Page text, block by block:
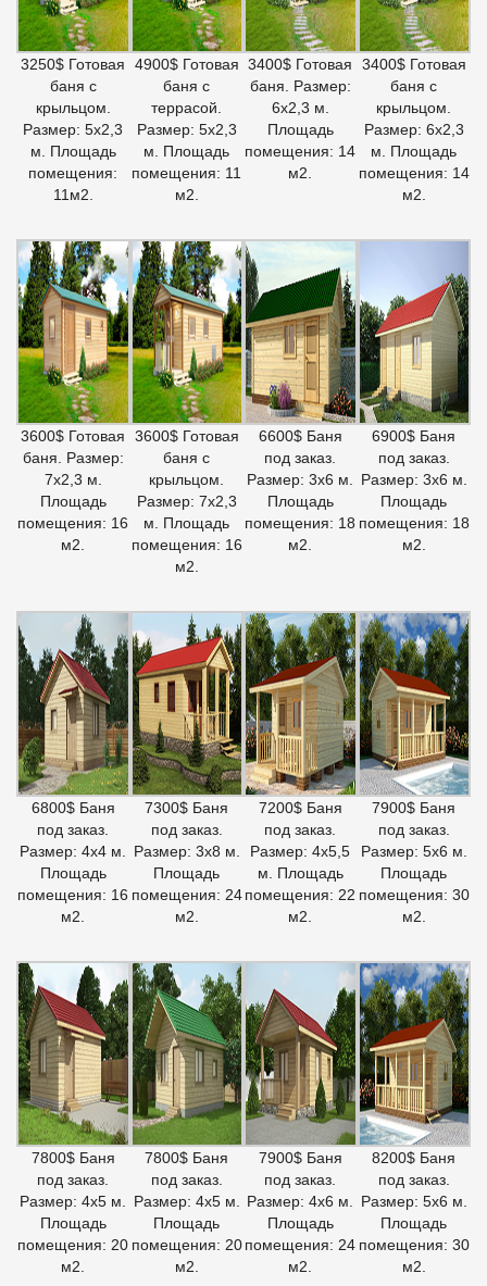
3250$ Готовая
баня с
крыльцом.
Размер: 5х2,3
м. Площадь
помещения:
11м2.
4900$ Готовая
баня с
террасой.
Размер: 5х2,3
м. Площадь
помещения: 11
м2.
3400$ Готовая
баня. Размер:
6х2,3 м.
Площадь
помещения: 14
м2.
3400$ Готовая
баня с
крыльцом.
Размер: 6х2,3
м. Площадь
помещения: 14
м2.
3600$ Готовая
баня. Размер:
7х2,3 м.
Площадь
помещения: 16
м2.
3600$ Готовая
баня с
крыльцом.
Размер: 7х2,3
м. Площадь
помещения: 16
м2.
6600$ Баня
под заказ.
Размер: 3х6 м.
Площадь
помещения: 18
м2.
6900$ Баня
под заказ.
Размер: 3х6 м.
Площадь
помещения: 18
м2.
6800$ Баня
под заказ.
Размер: 4х4 м.
Площадь
помещения: 16
м2.
7300$ Баня
под заказ.
Размер: 3х8 м.
Площадь
помещения: 24
м2.
7200$ Баня
под заказ.
Размер: 4х5,5
м. Площадь
помещения: 22
м2.
7900$ Баня
под заказ.
Размер: 5х6 м.
Площадь
помещения: 30
м2.
7800$ Баня
под заказ.
Размер: 4х5 м.
Площадь
помещения: 20
м2.
7800$ Баня
под заказ.
Размер: 4х5 м.
Площадь
помещения: 20
м2.
7900$ Баня
под заказ.
Размер: 4х6 м.
Площадь
помещения: 24
м2.
8200$ Баня
под заказ.
Размер: 5х6 м.
Площадь
помещения: 30
м2.